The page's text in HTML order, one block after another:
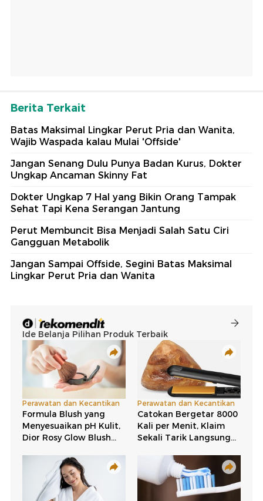
Berita Terkait
Batas Maksimal Lingkar Perut Pria dan Wanita,
Wajib Waspada kalau Mulai 'Offside'
Jangan Senang Dulu Punya Badan Kurus, Dokter
Ungkap Ancaman Skinny Fat
Dokter Ungkap 7 Hal yang Bikin Orang Tampak
Sehat Tapi Kena Serangan Jantung
Perut Membuncit Bisa Menjadi Salah Satu Ciri
Gangguan Metabolik
Jangan Sampai Offside, Segini Batas Maksimal
Lingkar Perut Pria dan Wanita